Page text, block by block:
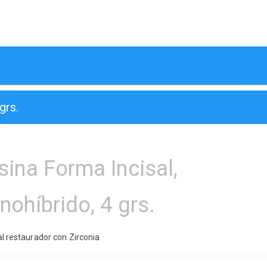
Forma Incisal,
4 grs.
restaurador con Zirconia